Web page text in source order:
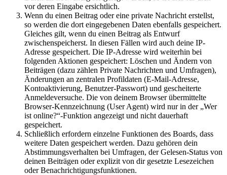
vor deren Eingabe ersichtlich.
Wenn du einen Beitrag oder eine private Nachricht erstellst,
so werden die dort eingegebenen Daten ebenfalls gespeichert.
Gleiches gilt, wenn du einen Beitrag als Entwurf
zwischenspeicherst. In diesen Fällen wird auch deine IP-
Adresse gespeichert. Die IP-Adresse wird weiterhin bei
folgenden Aktionen gespeichert: Löschen und Ändern von
Beiträgen (dazu zählen Private Nachrichten und Umfragen),
Änderungen an zentralen Profildaten (E-Mail-Adresse,
Kontoaktivierung, Benutzer-Passwort) und gescheiterte
Anmeldeversuche. Die von deinem Browser übermittelte
Browser-Kennzeichnung (User Agent) wird nur in der „Wer
ist online?“-Funktion angezeigt und nicht dauerhaft
gespeichert.
Schließlich erfordern einzelne Funktionen des Boards, dass
weitere Daten gespeichert werden. Dazu gehören dein
Abstimmungsverhalten bei Umfragen, der Gelesen-Status von
deinen Beiträgen oder explizit von dir gesetzte Lesezeichen
oder Benachrichtigungsfunktionen.